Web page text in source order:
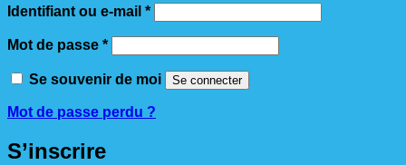
Identifiant ou e-mail *Obligatoire
Mot de passe *Obligatoire
Se souvenir de moi Se connecter
Mot de passe perdu ?
S’inscrire